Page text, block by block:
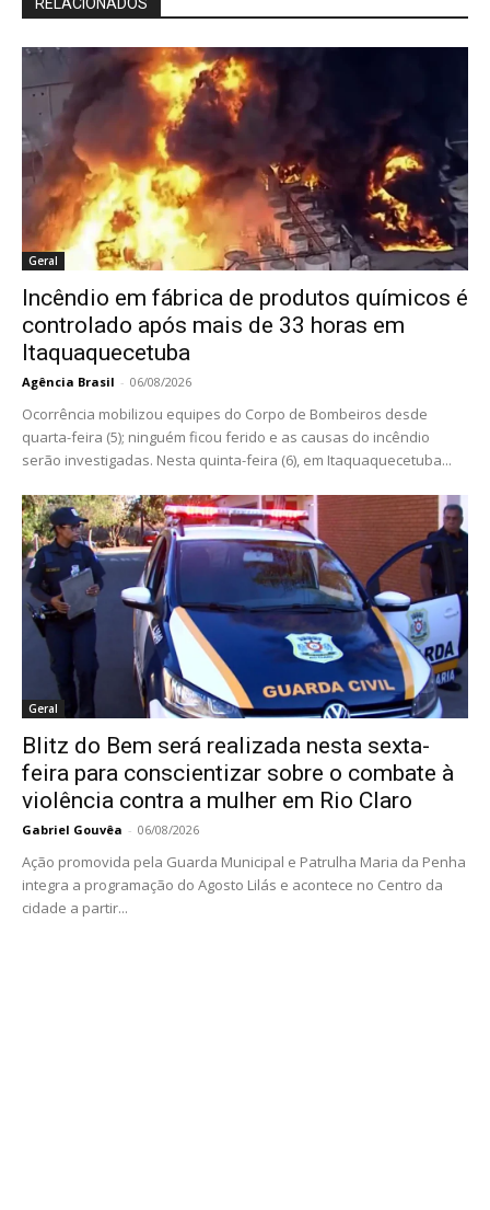
Geral
Incêndio em fábrica de produtos químicos é
controlado após mais de 33 horas em
Itaquaquecetuba
Agência Brasil - 06/08/2026
Ocorrência mobilizou equipes do Corpo de Bombeiros desde
quarta-feira (5); ninguém ficou ferido e as causas do incêndio
serão investigadas. Nesta quinta-feira (6), em Itaquaquecetuba...
Geral
Blitz do Bem será realizada nesta sexta-
feira para conscientizar sobre o combate à
violência contra a mulher em Rio Claro
Gabriel Gouvêa - 06/08/2026
Ação promovida pela Guarda Municipal e Patrulha Maria da Penha
integra a programação do Agosto Lilás e acontece no Centro da
cidade a partir...